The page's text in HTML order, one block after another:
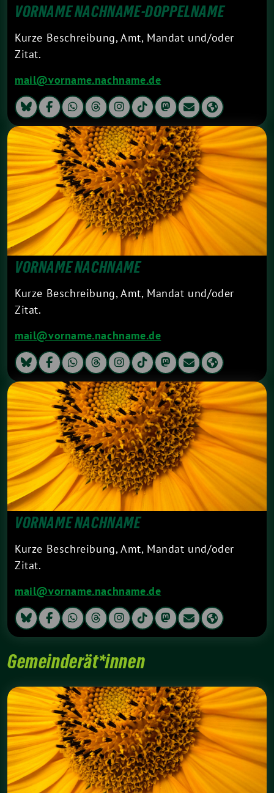
VORNAME NACHNAME-DOPPELNAME
Kurze Beschreibung, Amt, Mandat und/oder
Zitat.
mail@vorname.nachname.de
VORNAME NACHNAME
Kurze Beschreibung, Amt, Mandat und/oder
Zitat.
mail@vorname.nachname.de
VORNAME NACHNAME
Kurze Beschreibung, Amt, Mandat und/oder
Zitat.
mail@vorname.nachname.de
Gemeinderät*innen